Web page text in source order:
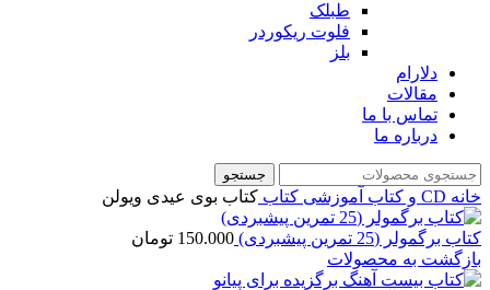
طبلک
فلوت ریکوردر
بلز
دلارام
مقالات
تماس با ما
درباره ما
جستجو
خانه CD و کتاب آموزشی کتاب کتاب بوی عیدی ویولن
کتاب برگمولر (25 تمرین پیشبردی) 150.000 تومان
بازگشت به محصولات